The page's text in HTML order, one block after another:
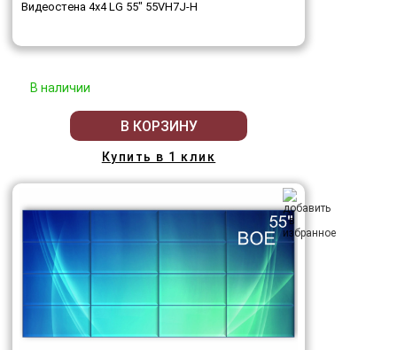
Видеостена 4x4 LG 55" 55VH7J-H
В наличии
В КОРЗИНУ
Купить в 1 клик